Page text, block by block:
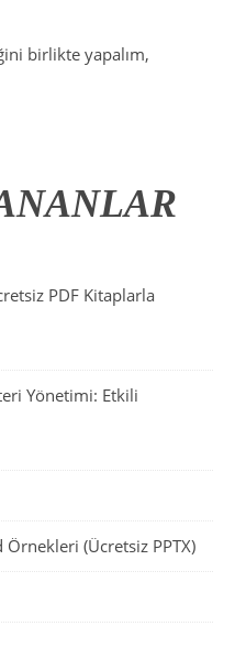
birlikte yapalım,
PDF Kitaplarla
Yönetimi: Etkili
(Ücretsiz PPTX)